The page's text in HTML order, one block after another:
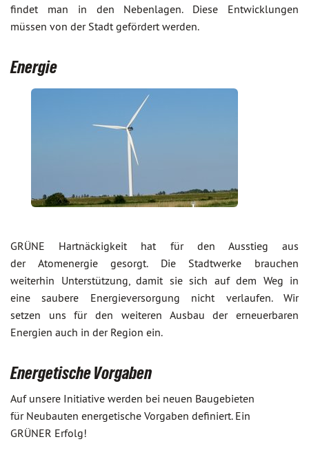
findet man in den Nebenlagen. Diese Entwicklungen
müssen von der Stadt gefördert werden.
Energie
GRÜNE Hartnäckigkeit hat für den Ausstieg aus
der Atomenergie gesorgt. Die Stadtwerke brauchen
weiterhin Unterstützung, damit sie sich auf dem Weg in
eine saubere Energieversorgung nicht verlaufen. Wir
setzen uns für den weiteren Ausbau der erneuerbaren
Energien auch in der Region ein.
Energetische Vorgaben
Auf unsere Initiative werden bei neuen Baugebieten
für Neubauten energetische Vorgaben definiert. Ein
GRÜNER Erfolg!